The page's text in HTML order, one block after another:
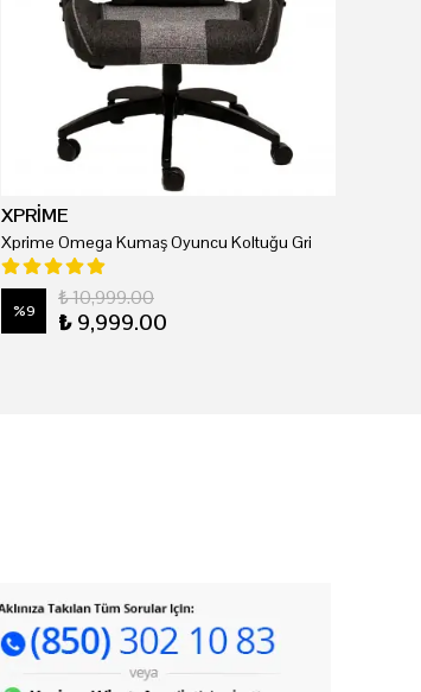
XPRİME
Xprime Omega Kumaş Oyuncu Koltuğu Gri
%9
₺ 10,999.00
₺ 9,999.00